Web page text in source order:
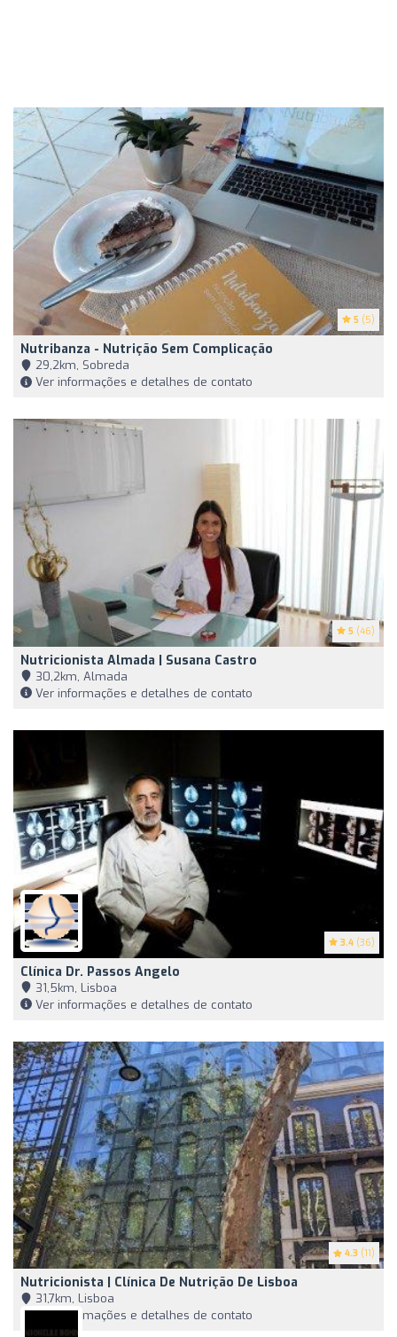
5 (5)
Nutribanza - Nutrição Sem Complicação
29,2km, Sobreda
Ver informações e detalhes de contato
5 (46)
Nutricionista Almada | Susana Castro
30,2km, Almada
Ver informações e detalhes de contato
3.4 (36)
Clínica Dr. Passos Angelo
31,5km, Lisboa
Ver informações e detalhes de contato
4.3 (11)
Nutricionista | Clínica De Nutrição De Lisboa
31,7km, Lisboa
Ver informações e detalhes de contato